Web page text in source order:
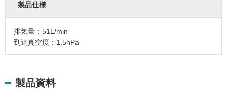
製品仕様
排気量：51L/min
到達真空度：1.5hPa
製品資料